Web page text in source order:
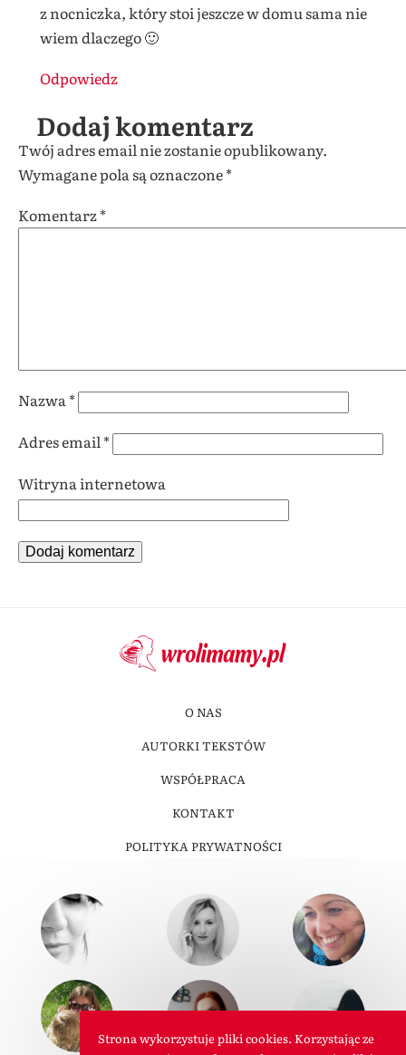
z nocniczka, który stoi jeszcze w domu sama nie
wiem dlaczego 🙂
Odpowiedz
Dodaj komentarz
Twój adres email nie zostanie opublikowany.
Wymagane pola są oznaczone*
Komentarz*
Nazwa *
Adres email*
Witryna internetowa
O NAS
AUTORKI TEKSTÓW
WSPÓŁPRACA
KONTAKT
POLITYKA PRYWATNOŚCI
Strona wykorzystuje pliki cookies. Korzystając ze